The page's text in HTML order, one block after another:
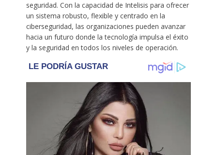
seguridad. Con la capacidad de Intelisis para ofrecer
un sistema robusto, flexible y centrado en la
ciberseguridad, las organizaciones pueden avanzar
hacia un futuro donde la tecnología impulsa el éxito
y la seguridad en todos los niveles de operación.